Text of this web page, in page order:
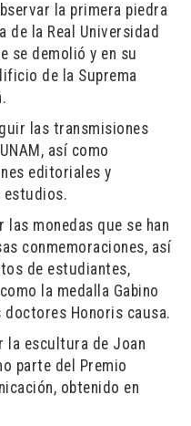
la primera piedra
la Real Universidad
se demolió y en su
de la Suprema
las transmisiones
así como
editoriales y
estudios.
las monedas que se han
conmemoraciones, así
de estudiantes,
la medalla Gabino
doctores Honoris causa.
la escultura de Joan
parte del Premio
obtenido en